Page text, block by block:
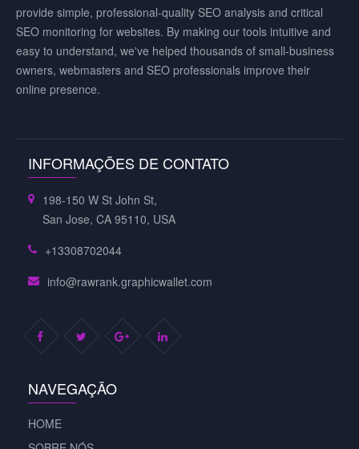
provide simple, professional-quality SEO analysis and critical
SEO monitoring for websites. By making our tools intuitive and
easy to understand, we've helped thousands of small-business
owners, webmasters and SEO professionals improve their
online presence.
INFORMAÇÕES DE CONTATO
198-150 W St John St,
San Jose, CA 95110, USA
+13308702044
info@rawrank.graphicwallet.com
NAVEGAÇÃO
HOME